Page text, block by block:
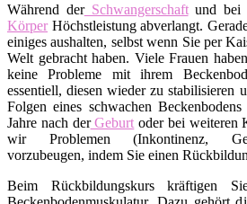
Während derSchwangerschaftund bei
KörperHöchstleistung abverlangt.
einiges aushalten, selbst wenn Sie per
Welt gebracht haben. Viele Frauen
keine Probleme mit ihrem
essentiell, diesen wieder zu stabilisieren
Folgen eines schwachen
Jahre nach derGeburt oder bei weiteren
wir Problemen (Inkontinenz,
vorzubeugen, indem Sie einen
Beim Rückbildungskurs kräftigen